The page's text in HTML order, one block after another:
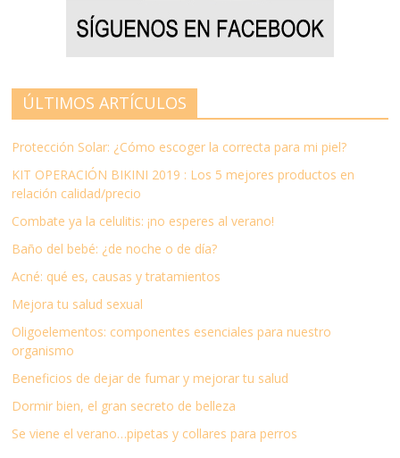
ÚLTIMOS ARTÍCULOS
Protección Solar: ¿Cómo escoger la correcta para mi piel?
KIT OPERACIÓN BIKINI 2019 : Los 5 mejores productos en
relación calidad/precio
Combate ya la celulitis: ¡no esperes al verano!
Baño del bebé: ¿de noche o de día?
Acné: qué es, causas y tratamientos
Mejora tu salud sexual
Oligoelementos: componentes esenciales para nuestro
organismo
Beneficios de dejar de fumar y mejorar tu salud
Dormir bien, el gran secreto de belleza
Se viene el verano…pipetas y collares para perros